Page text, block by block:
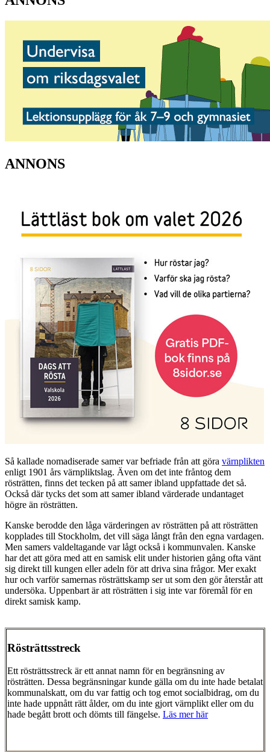
ANNONS
Så kallade nomadiserade samer var befriade från att göra värnplikten
enligt 1901 års värnpliktslag. Även om det inte fråntog dem
rösträtten, finns det tecken på att samer ibland uppfattade det så.
Också där tycks det som att samer ibland värderade undantaget
högre än rösträtten.
Kanske berodde den låga värderingen av rösträtten på att rösträtten
kopplades till Stockholm, det vill säga långt från den egna vardagen.
Men samers valdeltagande var lågt också i kommunvalen. Kanske
har det att göra med att en samisk elit under historien gång ofta vänt
sig direkt till kungen eller adeln för att driva sina frågor. Mer exakt
hur och varför samernas rösträttskamp ser ut som den gör återstår att
undersöka. Uppenbart är att rösträtten i sig inte var föremål för en
direkt samisk kamp.
Rösträttsstreck
Ett rösträttsstreck är ett annat namn för en begränsning av
rösträtten. Dessa begränsningar kunde gälla om du inte hade betalat
kommunalskatt, om du var fattig och tog emot socialbidrag, om du
inte hade uppnått rätt ålder, om du inte gjort värnplikt eller om du
hade begått brott och dömts till fängelse. Läs mer här